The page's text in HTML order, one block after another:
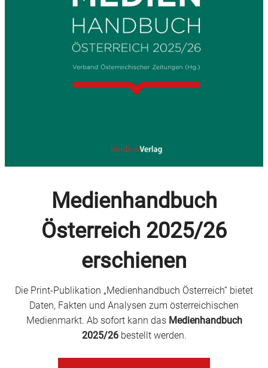
Medienhandbuch
Österreich 2025/26
erschienen
Die Print-Publikation „Medienhandbuch Österreich“ bietet
Daten, Fakten und Analysen zum österreichischen
Medienmarkt. Ab sofort kann das Medienhandbuch
2025/26bestellt werden.